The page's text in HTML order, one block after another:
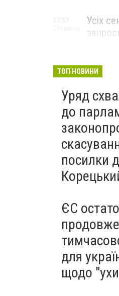
Усіх
Росії,
17:57
ТОП НОВИНИ
Уряд
до
посилки
ЄС
для
щодо